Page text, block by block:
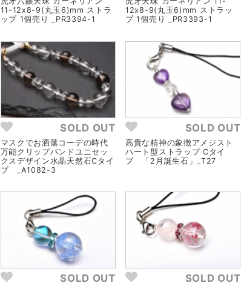
11-12x8-9(丸玉6)mm ストラ
ップ 1個売り _PR3394-1
12x8-9(丸玉6)mm ストラッ
プ 1個売り _PR3393-1
SOLD OUT
マスクでお洒落コーデの時代
万能クリップバンドユニセッ
クスデザイン水晶天然石Cタイ
プ _A1082-3
SOLD OUT
高貴な精神の象徴アメジスト
ハート型ストラップ Cタイ
プ 「2月誕生石」_T27
SOLD OUT SOLD OUT